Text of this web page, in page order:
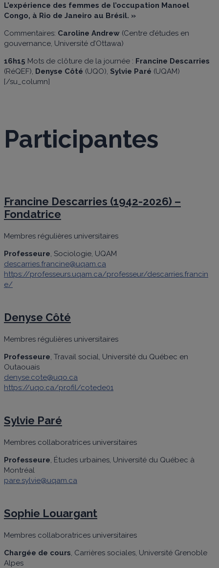
L’expérience des femmes de l’occupation Manoel
Congo, à Rio de Janeiro au Brésil. »
Commentaires: Caroline Andrew (Centre d’études en
gouvernance, Université d’Ottawa)
16h15 Mots de clôture de la journée : Francine Descarries
(RéQEF), Denyse Côté (UQO), Sylvie Paré (UQAM)
[/su_column]
Participantes
Francine Descarries (1942-2026) –
Fondatrice
Membres régulières universitaires
Professeure , Sociologie, UQAM
descarries.francine@uqam.ca
https://professeurs.uqam.ca/professeur/descarries.francin
e/
Denyse Côté
Membres régulières universitaires
Professeure , Travail social, Université du Québec en
Outaouais
denyse.cote@uqo.ca
https://uqo.ca/profil/cotede01
Sylvie Paré
Membres collaboratrices universitaires
Professeure , Études urbaines, Université du Québec à
Montréal
pare.sylvie@uqam.ca
Sophie Louargant
Membres collaboratrices universitaires
Chargée de cours , Carrières sociales, Université Grenoble
Alpes